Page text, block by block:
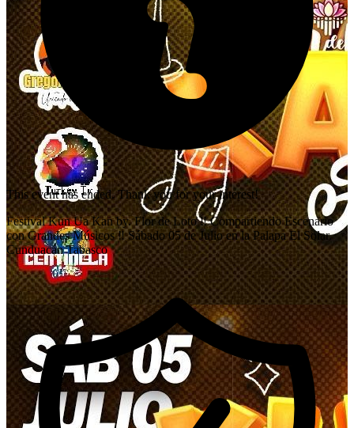
This event has ended. Thank you for your interest!
Festival Kun Ua Kan by. Flor de Loto ‼️ Compartiendo Escenario
con Grandes Músicos ‼️ Sábado 05 de Julio en la Palapa El Solar.
Cunduacán Tabasco